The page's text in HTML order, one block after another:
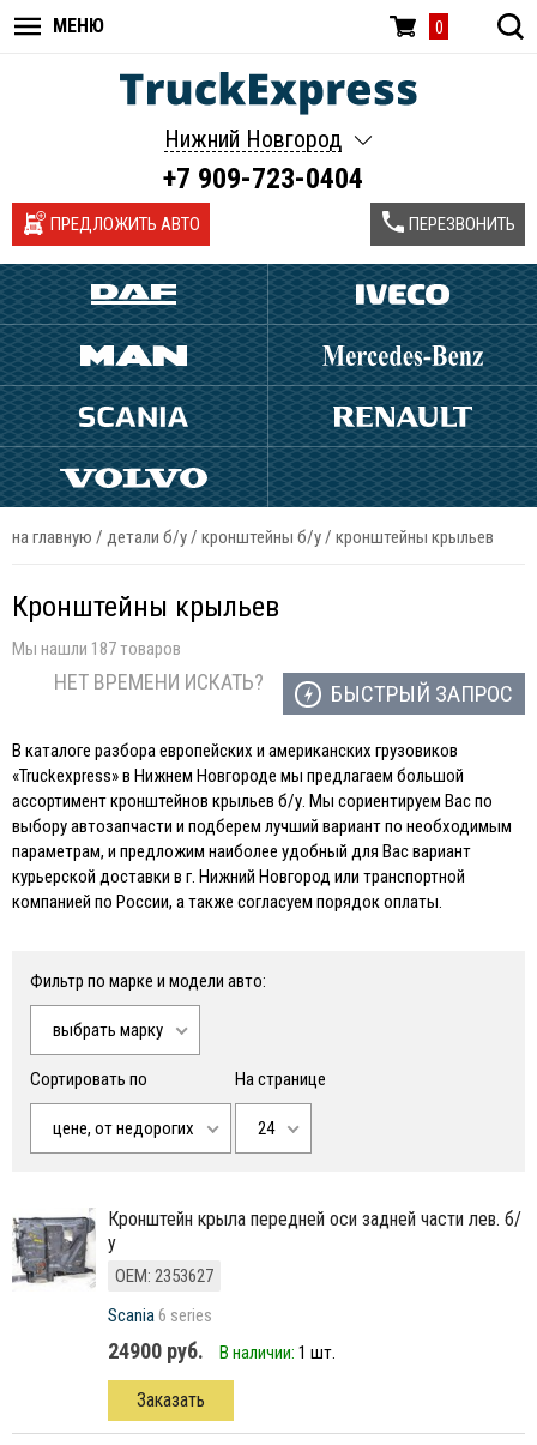
МЕНЮ 0
Нижний Новгород
+7 909-723-0404
ПРЕДЛОЖИТЬ АВТО
на главную / детали б/у/ кронштейны б/у/ кронштейны крыльев
Кронштейны крыльев
Мы нашли 187 товаров
НЕТ ВРЕМЕНИ ИСКАТЬ? БЫСТРЫЙ ЗАПРОС
В каталоге разбора европейских и американских грузовиков
«Truckexpress» в Нижнем Новгороде мы предлагаем большой
ассортимент кронштейнов крыльев б/у. Мы сориентируем Вас по
выбору автозапчасти и подберем лучший вариант по необходимым
параметрам, и предложим наиболее удобный для Вас вариант
курьерской доставки в г. Нижний Новгород или транспортной
компанией по России, а также согласуем порядок оплаты.
Фильтр по марке и модели авто:
выбрать марку
Сортировать по
цене, от недорогих
На странице
24
кронштейн крыла передней оси задней части лев. б/
у
ОЕМ: 2353627
Scania6 series
24900 руб. В наличии: 1 шт.
Заказать